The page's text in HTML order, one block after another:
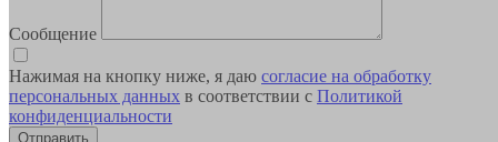
Сообщение
Нажимая на кнопку ниже, я даю согласие на обработку
персональных данных в соответствии с Политикой
конфиденциальности